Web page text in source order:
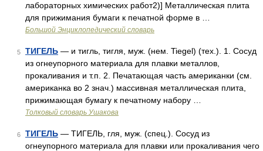
лабораторных химических работ2)] Металлическая плита
для прижимания бумаги к печатной форме в …
Большой Энциклопедический словарь
5 ТИГЕЛЬ — и тигль, тигля, муж. (нем. Tiegel) (тех.). 1. Сосуд
из огнеупорного материала для плавки металлов,
прокаливания и т.п. 2. Печатающая часть американки (см.
американка во 2 знач.) массивная металлическая плита,
прижимающая бумагу к печатному набору …
Толковый словарь Ушакова
6 ТИГЕЛЬ — ТИГЕЛЬ, гля, муж. (спец.). Сосуд из
огнеупорного материала для плавки или прокаливания чего